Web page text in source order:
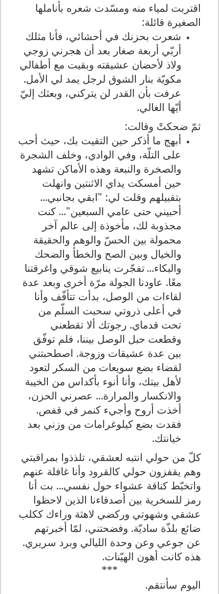
اقتربت لمياء منه ومسّدت شعره بأناملها
الصغيرة قائلة:
شعرت بحزنك في أحشائي، فأنا مثلك
أربّي أربعة صغار بعد أن هجرني زوجي
ولاذ لأحضان عشيقته وبقيت مع أطفالي
مكويّة بنار الشوق لرجل يمد لي الأمل.
عرفت بأن القدر لن يتركني، وبعثك إليّ
أيّها الغالي.
ثمّ ضحكتْ وقالت:
أبهج ما أذكر حين التقيت بك، حيث أحب
على التلّة، وفي الوادي، وخلف الشجرة
والصخرة والنبعة وهذه الأماكن تشهد
حين أمسكت يداي الاثنتين وانهلت
بتقبيلهم وقلت لي: "ابقي بجانبي...
أحبيني حتى عامي السبعين"... كنت
مجذوبة لك، مأخوذة إلى عالم آخر
محمولة بين الحسّ والوهم والحقيقة
والخيال وبين الصح والخطأ والضحك
والبكاء...تفجّرت ينابيع شوقي واغرقتنا
معًا. عاودنا الجولة مرّة أخرى وبعد عدة
لقاءات من الوصل، بدأت تتأفّف وأنا
في أعلى ذروتي سحبت السلّم من
تحت قدماي. رجوتك ألا تقطعني
وقطعت حبل الوصل بيننا، فلم توفّق
بين عدة عشيقات وزوجة. اصطحبتني
لقضاء بضع سويعات من السكر لتعود
لأهل بيتك، وأنا أنوء بأكداس من الخيبة
والانكسار والمرارة... عصرني الحزن،
أخذت أروح وأجيء كنمر في قفص.
فقدت بضع كيلوغرامات من وزني بعد
خيانتك.
كلّ من حولي انتبه لعشقي، تلذذوا بمراقبتي
وهم يقفزون حولي كالقرود وأنا غافلة عنهم
واتخبّط كناقة عشواء حول نفسي... بت أنا
رمز للسخرية بين أصدقاءنا الذين لاحظوا
عشقي وشهوتي وركضي لاهثة وراءك ككلب
ضائع بلذّة ساديّة. وفضحتني، لمّا أخبرتهم
عن جوعي وعن وحدة الليالي وبرد سريري.
هذه كانت أهون الهيّنات.
***
اليوم سأنتقم.